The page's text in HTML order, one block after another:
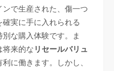
で生産された、傷一つ
実に手に入れられる
な購入体験です。ま
将来的な リセールバリュ
に働きます。しかし、